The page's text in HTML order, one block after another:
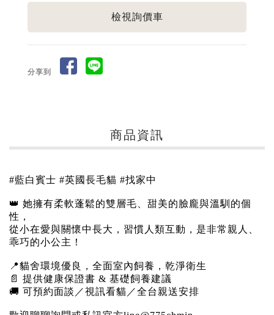
檢視詢價車
分享到
商品資訊
#藍白賓士 #英國長毛貓 #找家中
👑 她擁有柔軟蓬鬆的雙層毛、甜美的臉龐與溫馴的個
性，
從小在愛與關懷中長大，習慣人類互動，是非常親人、
乖巧的小公主！
📍貓舍環境優良，全面室內飼養，乾淨衛生
📄 提供健康保證書 & 基礎飼養建議
🚚 可預約面談／視訊看貓／全台親送安排